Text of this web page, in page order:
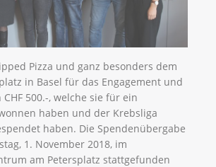
Pizza und ganz besonders dem
in Basel für das Engagement und
500.-, welche sie für ein
haben und der Krebsliga
haben. Die Spendenübergabe
1. November 2018, im
am Petersplatz stattgefunden